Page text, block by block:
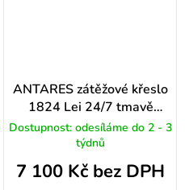
ANTARES zátěžové křeslo
1824 Lei 24/7 tmavě
modrá
Dostupnost: odesíláme do 2 - 3
týdnů
7 100 Kč bez DPH